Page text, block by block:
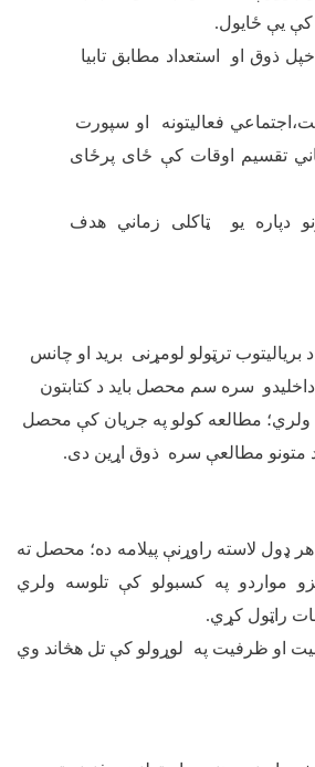
یې ځایول.
خپل ذوق او استعداد مطابق تابیا
فعالیتونه او سپورت
تقسیم اوقات کې ځای پرځای
دپاره یو ټاکلی زماني هدف
ترټولو لومړنی برید او چانس
سره سم محصل باید د کتابتون
ولري؛ مطالعه کولو په جریان کې محصل
متونو مطالعې سره ذوق اړین دی.
ډول لاسته راوړنې پيلامه ده؛ محصل ته
مواردو په کسبولو کې تلوسه ولري
راټول کړي.
او ظرفیت په لوړولو کې تل هڅاند وي